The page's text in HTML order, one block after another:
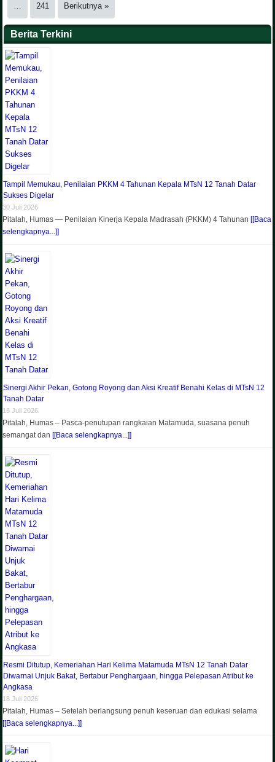
… 241 Berikutnya »
Berita Terkini
Tampil Memukau, Penilaian PKKM 4 Tahunan Kepala MTsN 12 Tanah Datar
Sukses Digelar
30 Juli 2026
Pitalah, Humas — Penilaian Kinerja Kepala Madrasah (PKKM) 4 Tahunan [[Baca
selengkapnya...]]
Sinergi Akhir Pekan, Gotong Royong dan Aksi Kreatif Benahi Kelas di MTsN 12
Tanah Datar
18 Juli 2026
Pitalah, Humas – Pasca-penutupan rangkaian Matamuda, suasana penuh
semangat dan [[Baca selengkapnya...]]
Resmi Ditutup, Kemeriahan Hari Kelima Matamuda MTsN 12 Tanah Datar
Diwarnai Unjuk Bakat, Bertabur Penghargaan, hingga Pelepasan Atribut ke
Angkasa
18 Juli 2026
Pitalah, Humas – Setelah berlangsung penuh keseruan dan edukasi selama
[[Baca selengkapnya...]]